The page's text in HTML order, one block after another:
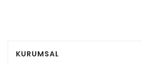
KURUMSAL